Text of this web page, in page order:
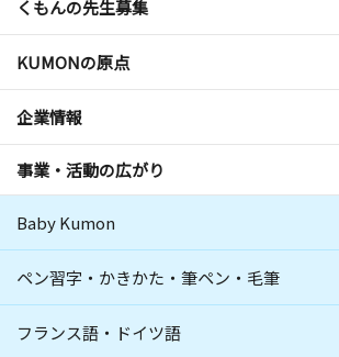
くもんの先生募集
KUMONの原点
企業情報
事業・活動の広がり
Baby Kumon
ペン習字・かきかた・筆ペン・毛筆
フランス語・ドイツ語